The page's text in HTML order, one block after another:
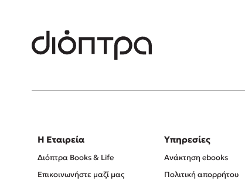
Η Εταιρεία
Διόπτρα Books & Life
Επικοινωνήστε μαζί μας
Υπηρεσίες
Ανάκτηση ebooks
Πολιτική απορρήτου